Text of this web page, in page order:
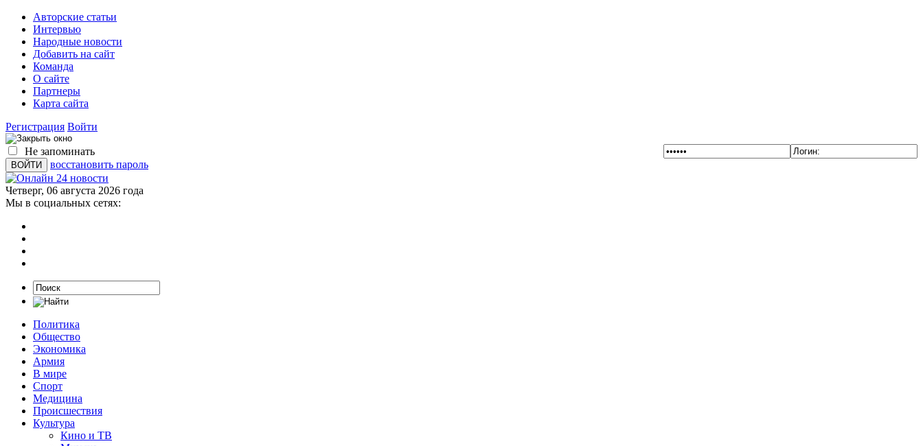
Авторские статьи
Интервью
Народные новости
Добавить на сайт
Команда
О сайте
Партнеры
Карта сайта
Регистрация Войти
Не запоминать
восстановить пароль
Четверг, 06 августа 2026 года
Мы в социальных сетях:
Политика
Общество
Экономика
Армия
В мире
Спорт
Медицина
Происшествия
Культура
Кино и ТВ